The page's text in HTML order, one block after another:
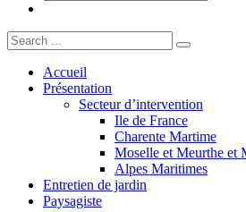
Accueil
Présentation
Secteur d’intervention
Ile de France
Charente Martime
Moselle et Meurthe et
Alpes Maritimes
Entretien de jardin
Paysagiste